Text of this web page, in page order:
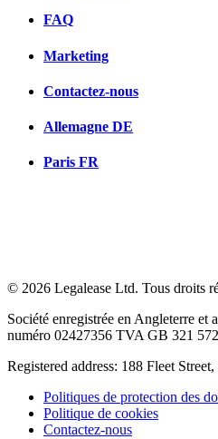
FAQ
Marketing
Contactez-nous
Allemagne DE
Paris FR
© 2026 Legalease Ltd. Tous droits
Société enregistrée en Angleterre et
numéro 02427356 TVA GB 321
Registered address: 188 Fleet
Politiques de protection des
Politique de cookies
Contactez-nous